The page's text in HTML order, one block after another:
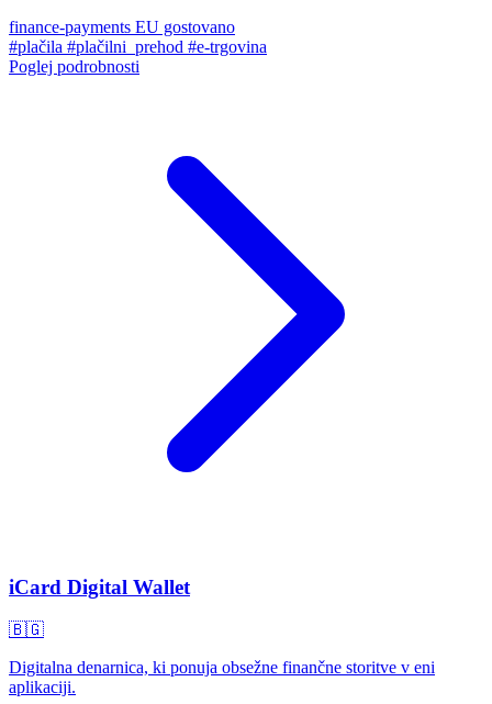
finance-payments EU gostovano
#plačila #plačilni_prehod #e-trgovina
Poglej podrobnosti
iCard Digital Wallet
🇧🇬
Digitalna denarnica, ki ponuja obsežne finančne storitve v eni
aplikaciji.